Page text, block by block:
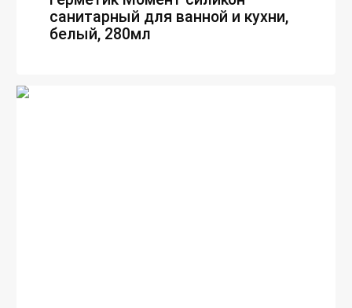
санитарный для ванной и кухни,
белый, 280мл